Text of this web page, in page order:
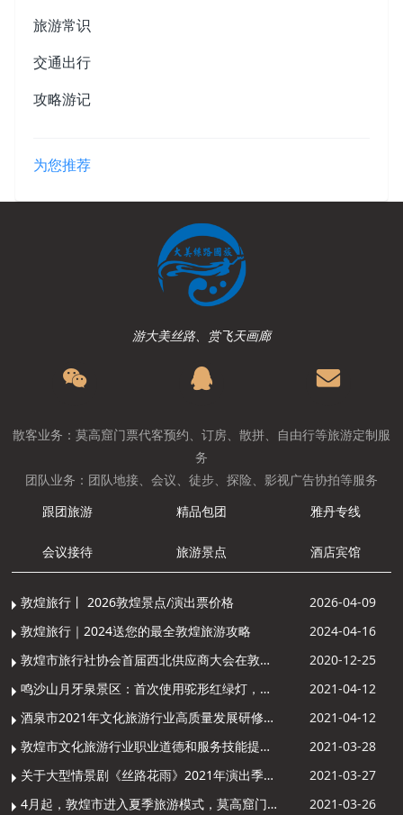
旅游常识
交通出行
攻略游记
为您推荐
游大美丝路、赏飞天画廊
散客业务：莫高窟门票代客预约、订房、散拼、自由行等旅游定制服
务
团队业务：团队地接、会议、徒步、探险、影视广告协拍等服务
跟团旅游
精品包团 雅丹专线
会议接待 旅游景点 酒店宾馆
敦煌旅行丨 2026敦煌景点/演出票价格
2026-04-09
敦煌旅行｜2024送您的最全敦煌旅游攻略
2024-04-16
敦煌市旅行社协会首届西北供应商大会在敦煌召开
2020-12-25
鸣沙山月牙泉景区：首次使用驼形红绿灯，骆驼“看驼灯绿了”走起来
2021-04-12
酒泉市2021年文化旅游行业高质量发展研修提升培训班敦煌分训点开班
2021-04-12
敦煌市文化旅游行业职业道德和服务技能提升导游专项培训成功举办
2021-03-28
关于大型情景剧《丝路花雨》2021年演出季开演的通知
2021-03-27
4月起，敦煌市进入夏季旅游模式，莫高窟门票价格调整
2021-03-26